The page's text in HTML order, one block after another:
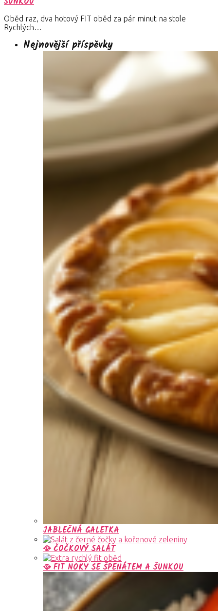
Oběd raz, dva hotový FIT oběd za pár minut na stole
Rychlých…
Nejnovější příspěvky
JABLEČNÁ GALETKA
🥘 ČOČKOVÝ SALÁT
🥘 FIT NOKY SE ŠPENÁTEM A ŠUNKOU